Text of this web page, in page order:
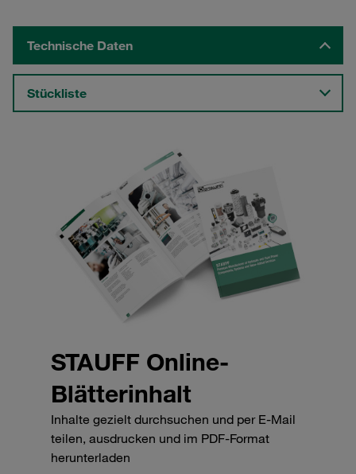
Technische Daten
Stückliste
STAUFF Online-
Blätterinhalt
Inhalte gezielt durchsuchen und per E-Mail
teilen, ausdrucken und im PDF-Format
herunterladen